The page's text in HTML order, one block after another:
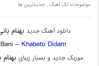
موضوعات:تک آهنگ ,جدیدترین ها
دانلود آهنگ جدید بهنام
– Khabeto Didam
موزیک جدید و بسیار زیبای